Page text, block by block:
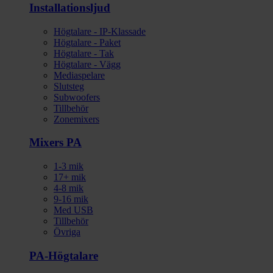
Installationsljud
Högtalare - IP-Klassade
Högtalare - Paket
Högtalare - Tak
Högtalare - Vägg
Mediaspelare
Slutsteg
Subwoofers
Tillbehör
Zonemixers
Mixers PA
1-3 mik
17+ mik
4-8 mik
9-16 mik
Med USB
Tillbehör
Övriga
PA-Högtalare